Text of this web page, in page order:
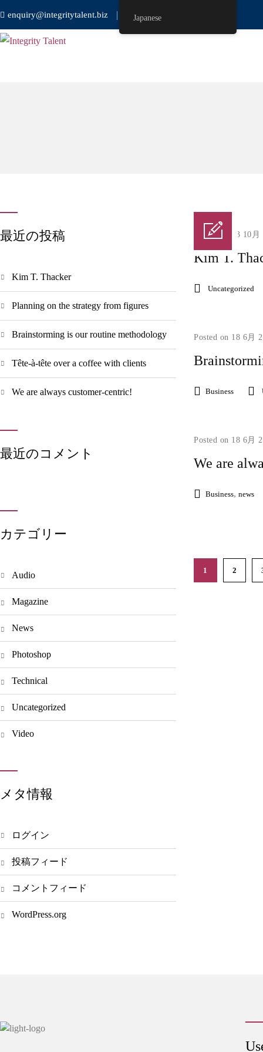
enquiry@integritytalent.biz ＋65 8751 8550
最近の投稿
Kim T. Thacker
Planning on the strategy from figures
Brainstorming is our routine methodology
Tête-à-tête over a coffee with clients
We are always customer-centric!
最近のコメント
カテゴリー
Audio
Magazine
News
Photoshop
Technical
Uncategorized
Video
メタ情報
ログイン
投稿フィード
コメントフィード
WordPress.org
Posted on 13 10月
Kim T.
Uncategorized
Posted on 18 6月
Business
Posted on 18 6月
We are
Business, news
1 2
Japanese